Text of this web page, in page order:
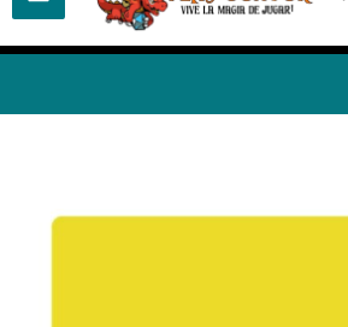
Play